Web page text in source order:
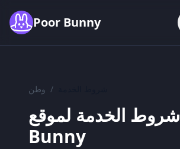
Poor Bunny
وطن /
شروط الخدمة لموقع Poor
Bunny